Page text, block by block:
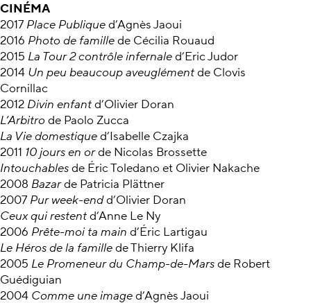
CINÉMA
2017 Place Publiqued’Agnès Jaoui
2016 Photo de famillede Cécilia Rouaud
2015 La Tour 2 contrôle infernaled’Eric Judor
2014 Un peu beaucoup aveuglémentde Clovis
Cornillac
2012 Divin enfantd’Olivier Doran
L’Arbitrode Paolo Zucca
La Vie domestiqued’Isabelle Czajka
2011 10 jours en orde Nicolas Brossette
Intouchablesde Éric Toledano et Olivier Nakache
2008 Bazarde Patricia Plättner
2007 Pur week-endd’Olivier Doran
Ceux qui restentd’Anne Le Ny
2006 Prête-moi ta main d’Éric Lartigau
Le Héros de la famillede Thierry Klifa
2005 Le Promeneur du Champ-de-Marsde Robert
Guédiguian
2004 Comme une imaged’Agnès Jaoui